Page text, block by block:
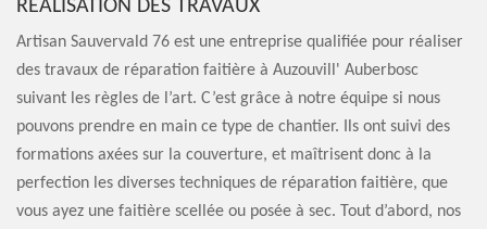
RÉALISATION DES TRAVAUX
Artisan Sauvervald 76 est une entreprise qualifiée pour réaliser
des travaux de réparation faitière à Auzouvill' Auberbosc
suivant les règles de l’art. C’est grâce à notre équipe si nous
pouvons prendre en main ce type de chantier. Ils ont suivi des
formations axées sur la couverture, et maîtrisent donc à la
perfection les diverses techniques de réparation faitière, que
vous ayez une faitière scellée ou posée à sec. Tout d’abord, nos